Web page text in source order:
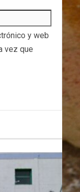
y web
vez que